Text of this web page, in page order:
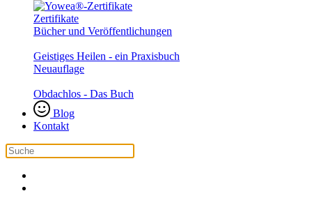
Zertifikate
Bücher und Veröffentlichungen
Geistiges Heilen - ein Praxisbuch
Neuauflage
Obdachlos - Das Buch
Blog
Kontakt